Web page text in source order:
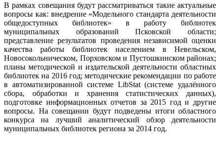
В рамках совещания будут рассматриваться такие актуальные
вопросы как: внедрение «Модельного стандарта деятельности
общедоступных библиотек» в работу библиотек
муниципальных образований Псковской области;
представление результатов проведения независимой оценки
качества работы библиотек населением в Невельском,
Новосокольническом, Порховском и Пустошкинском районах;
планы методической и издательской деятельности областных
библиотек на 2016 год; методические рекомендации по работе
в автоматизированной системе LibStat (системе удалённого
сбора, обработки и хранения статистических данных),
подготовке информационных отчетов за 2015 год и другие
вопросы. На совещании будут подведены итоги областного
конкурса на лучший аналитический обзор деятельности
муниципальных библиотек региона за 2014 год.